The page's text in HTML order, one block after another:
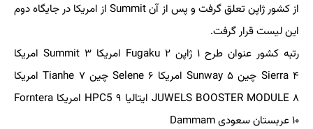
از کشور ژاپن تعلق گرفت و پس از آن Summit از امریکا در جایگاه دوم
این لیست قرار گرفت.
رتبه کشور عنوان طرح ۱ ژاپن Fugaku ۲ امریکا Summit ۳ امریکا
Sierra ۴ چین Sunway ۵ امریکا Selene ۶ چین Tianhe ۷ امریکا
JUWELS BOOSTER MODULE ۸ ایتالیا HPC5 ۹ امریکا Forntera
۱۰ عربستان سعودی Dammam